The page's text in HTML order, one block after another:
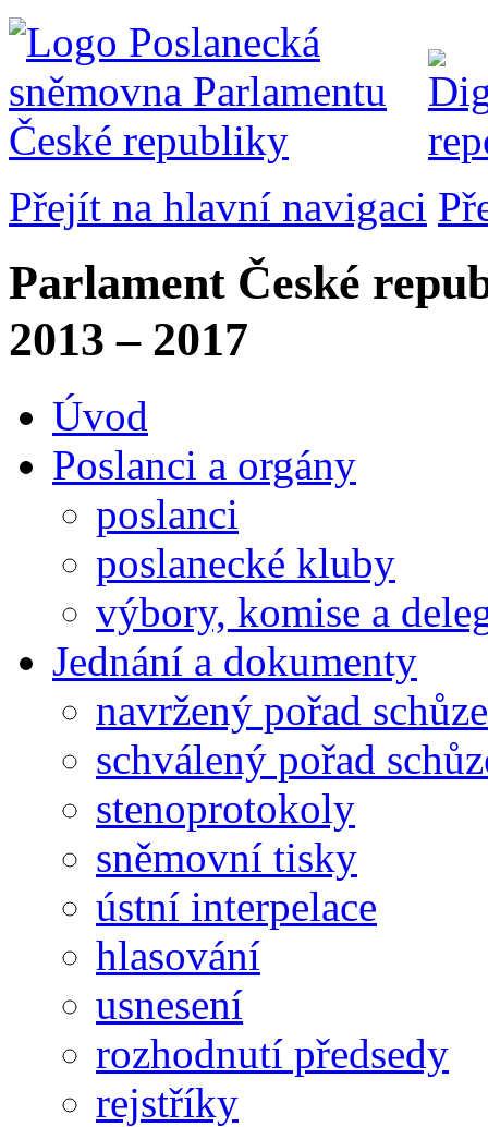
Přejít na hlavní navigaci
Parlament České
2013 – 2017
Úvod
Poslanci a orgány
poslanci
poslanecké kluby
výbory, komise a
Jednání a dokumenty
navržený pořad schůze
schválený pořad
stenoprotokoly
sněmovní tisky
ústní interpelace
hlasování
usnesení
rozhodnutí předsedy
rejstříky